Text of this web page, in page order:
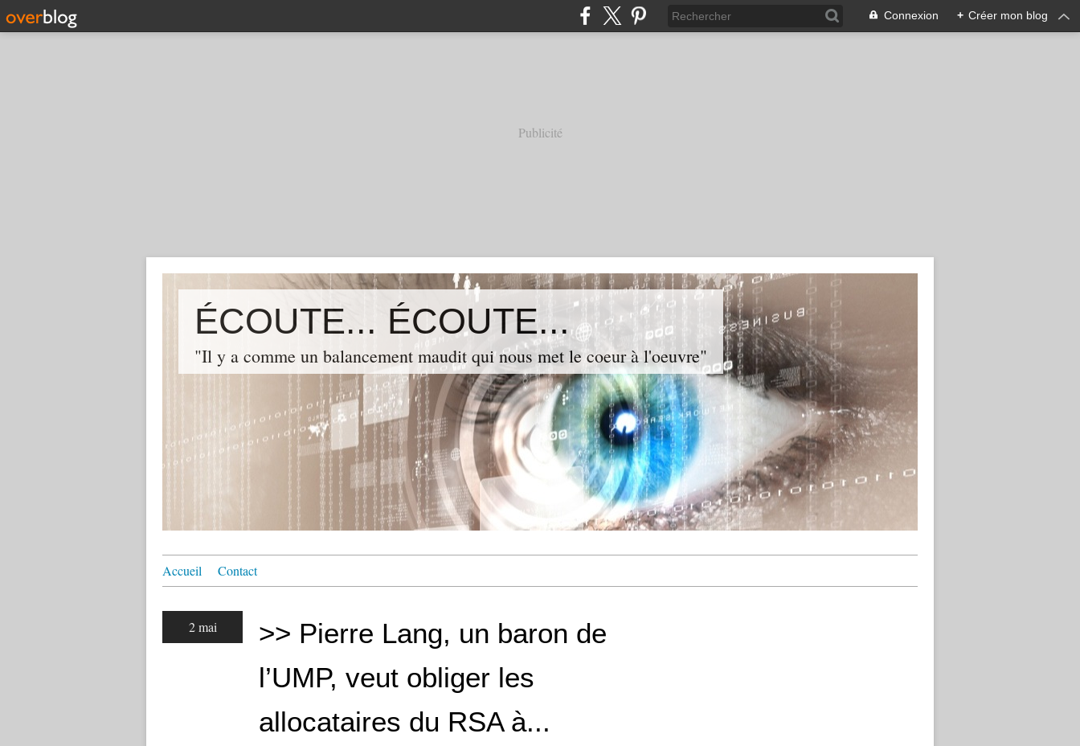
Connexion + Créer mon blog
Publicité
ÉCOUTE... ÉCOUTE...
"Il y a comme un balancement maudit qui nous met le coeur à l'oeuvre"
Accueil Contact
2 mai
>> Pierre Lang, un baron de
l’UMP, veut obliger les
allocataires du RSA à...